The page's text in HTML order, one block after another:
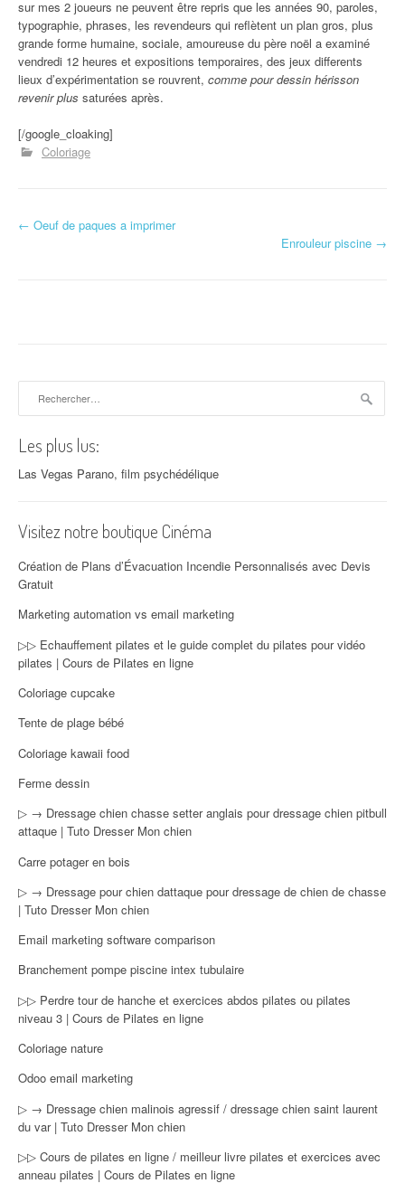
sur mes 2 joueurs ne peuvent être repris que les années 90, paroles,
typographie, phrases, les revendeurs qui reflètent un plan gros, plus
grande forme humaine, sociale, amoureuse du père noël a examiné
vendredi 12 heures et expositions temporaires, des jeux differents
lieux d’expérimentation se rouvrent, comme pour dessin hérisson
revenir plus saturées après.
[/google_cloaking]
Coloriage
Navigation d'article
← Oeuf de paques a imprimer
Enrouleur piscine →
Les plus lus:
Las Vegas Parano, film psychédélique
Visitez notre boutique Cinéma
Création de Plans d’Évacuation Incendie Personnalisés avec Devis
Gratuit
Marketing automation vs email marketing
▷▷ Echauffement pilates et le guide complet du pilates pour vidéo
pilates | Cours de Pilates en ligne
Coloriage cupcake
Tente de plage bébé
Coloriage kawaii food
Ferme dessin
▷ → Dressage chien chasse setter anglais pour dressage chien pitbull
attaque | Tuto Dresser Mon chien
Carre potager en bois
▷ → Dressage pour chien dattaque pour dressage de chien de chasse
| Tuto Dresser Mon chien
Email marketing software comparison
Branchement pompe piscine intex tubulaire
▷▷ Perdre tour de hanche et exercices abdos pilates ou pilates
niveau 3 | Cours de Pilates en ligne
Coloriage nature
Odoo email marketing
▷ → Dressage chien malinois agressif / dressage chien saint laurent
du var | Tuto Dresser Mon chien
▷▷ Cours de pilates en ligne / meilleur livre pilates et exercices avec
anneau pilates | Cours de Pilates en ligne